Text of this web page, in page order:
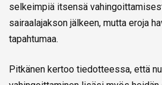
selkeimpiä itsensä
sairaalajakson jälkeen, mutta eroja
tapahtumaa.
Pitkänen kertoo tiedotteessa, että